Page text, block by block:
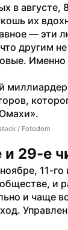
в августе,
их
— эти
другим
Именно
/ Fotodom
и 29-е
11-
и
и чаще